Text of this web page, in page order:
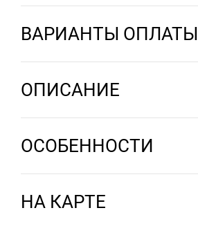
ВАРИАНТЫ ОПЛАТЫ
ОПИСАНИЕ
ОСОБЕННОСТИ
НА КАРТЕ